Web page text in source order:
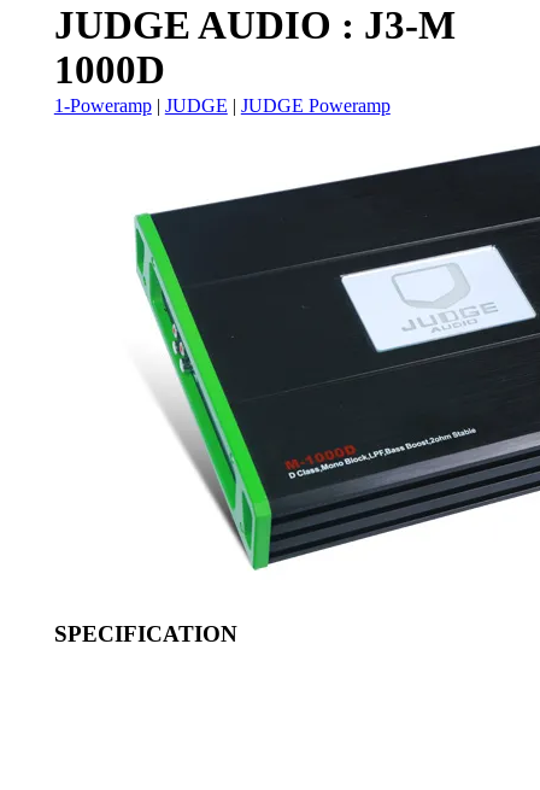
JUDGE AUDIO : J3-M
1000D
1-Poweramp| JUDGE | JUDGE Poweramp
SPECIFICATION